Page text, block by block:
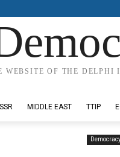
WEBSITE OF THE DELPHI
MIDDLE EAST TTIP